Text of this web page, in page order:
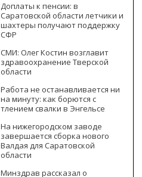
Доплаты к пенсии: в
Саратовской области летчики и
шахтеры получают поддержку
СФР
СМИ: Олег Костин возглавит
здравоохранение Тверской
области
Работа не останавливается ни
на минуту: как борются с
тлением свалки в Энгельсе
На нижегородском заводе
завершается сборка нового
Валдая для Саратовской
области
Минздрав рассказал о